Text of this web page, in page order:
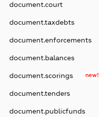
document.court
document.taxdebts
document.enforcements
document.balances
document.scorings new!
document.tenders
document.publicfunds